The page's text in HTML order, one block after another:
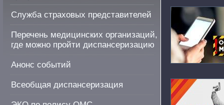
Служба страховых представителей
Перечень медицинских организаций,
где можно пройти диспансеризацию
Анонс событий
Всеобщая диспансеризация